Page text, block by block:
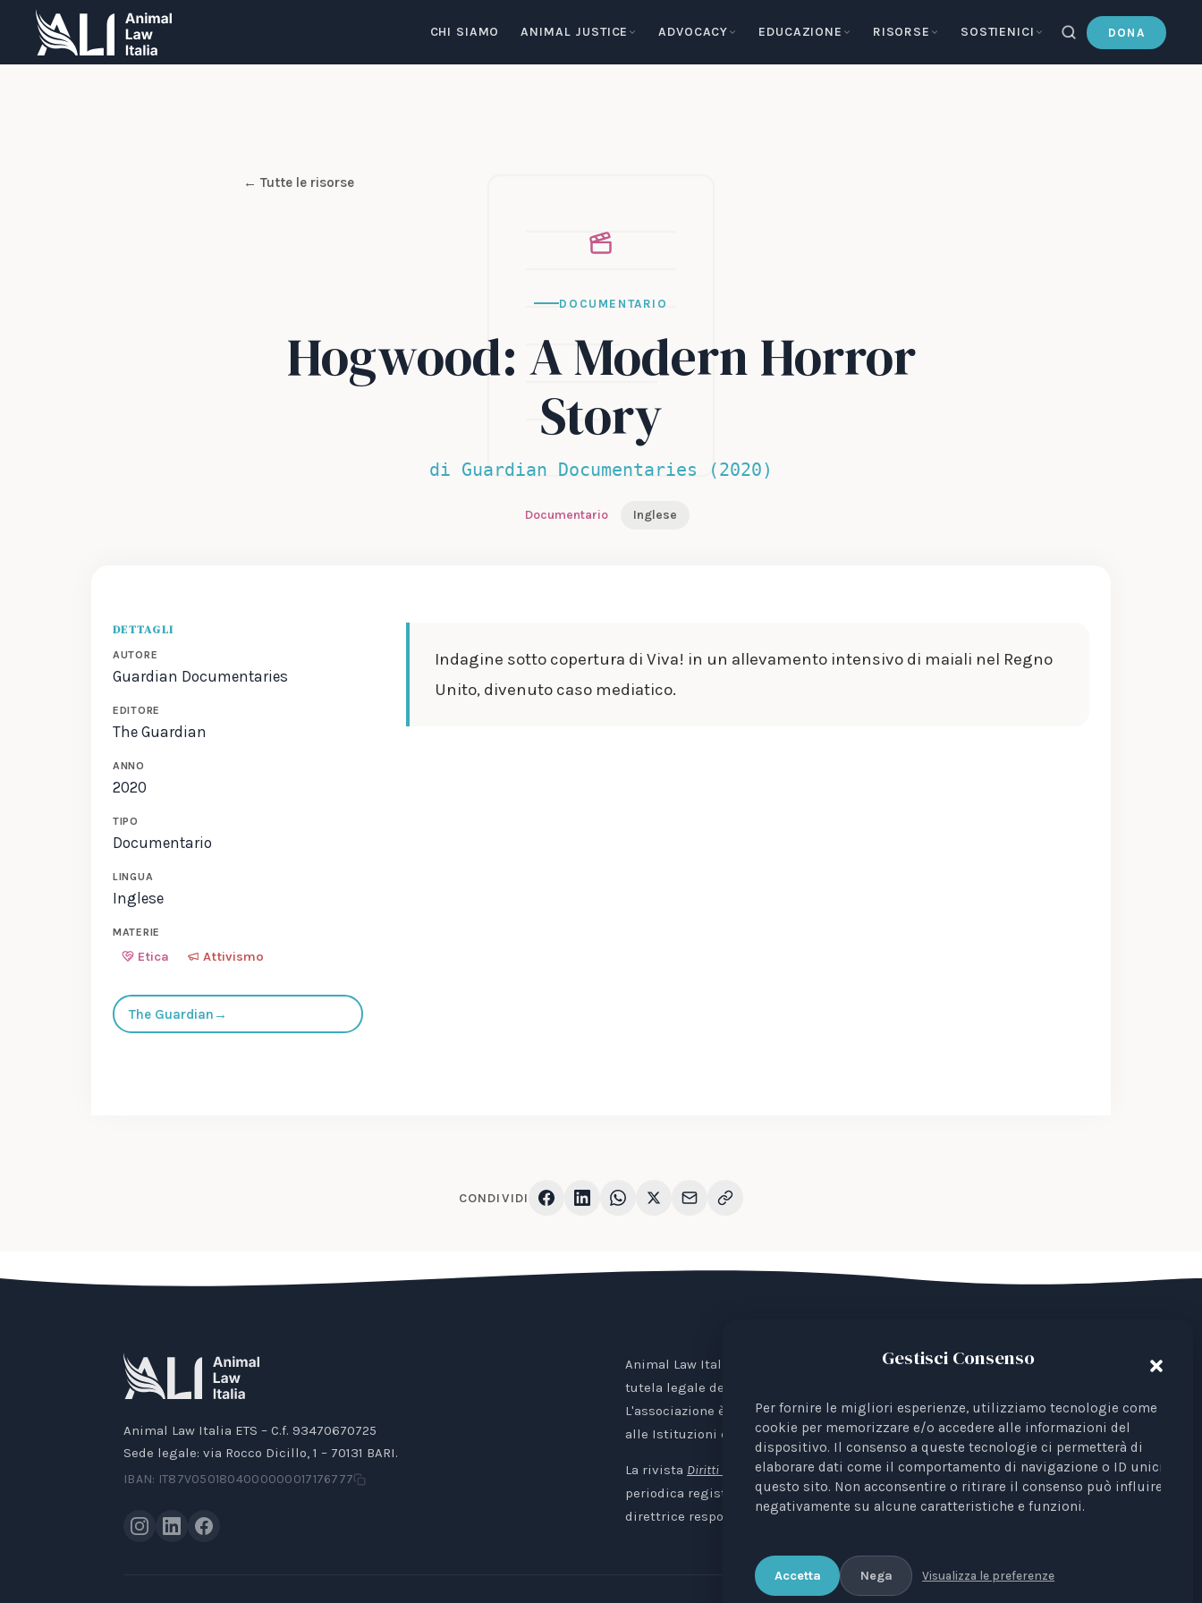
Gestisci Consenso
Per fornire le migliori esperienze, utilizziamo tecnologie come i
cookie per memorizzare e/o accedere alle informazioni del
dispositivo. Il consenso a queste tecnologie ci permetterà di
elaborare dati come il comportamento di navigazione o ID unici su
questo sito. Non acconsentire o ritirare il consenso può influire
negativamente su alcune caratteristiche e funzioni.
Accetta Nega Visualizza le preferenze
CHI SIAMO ANIMAL JUSTICE ADVOCACY EDUCAZIONE RISORSE SOSTIENICI DONA
← Tutte le risorse
DOCUMENTARIO
Hogwood: A Modern Horror
Story
di Guardian Documentaries (2020)
Documentario Inglese
DETTAGLI
AUTORE
Guardian Documentaries
EDITORE
The Guardian
ANNO
2020
TIPO
Documentario
LINGUA
Inglese
MATERIE
Etica Attivismo
The Guardian →
Indagine sotto copertura di Viva! in un allevamento intensivo di maiali nel Regno
Unito, divenuto caso mediatico.
CONDIVIDI
Animal Law Italia ETS – C.f. 93470670725
Sede legale: via Rocco Dicillo, 1 – 70131 BARI.
IBAN: IT87V0501804000000017176777
Animal Law Italia è un Ente del Terzo Settore avente come finalità la
tutela legale degli animali. Iscrizione al RUNTS Rep. 4 del 01/03/2022.
L'associazione è riconosciuta come rappresentante di interessi davanti
alle Istituzioni europee.
La rivista Diritti degli Animali. Profili Etici, Scientifici e Giuridiciè testata
periodica registrata al Tribunale di Bari n. 8/2023 del 18/09/2023,
direttrice responsabile: Avv. Elisa Scarpino.